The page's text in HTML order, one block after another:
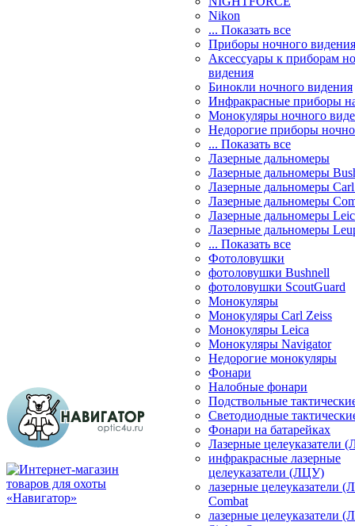
Nikon
... Показать все
Приборы ночного видения
Аксессуары к приборам
видения
Бинокли ночного видения
Инфракрасные приборы
Монокуляры ночного
Недорогие приборы
... Показать все
Лазерные дальномеры
Лазерные дальномеры
Лазерные дальномеры
Лазерные дальномеры
Лазерные дальномеры
Лазерные дальномеры
... Показать все
Фотоловушки
фотоловушки Bushnell
фотоловушки ScoutGuard
Монокуляры
Монокуляры Carl Zeiss
Монокуляры Leica
Монокуляры Navigator
Недорогие монокуляры
Фонари
Налобные фонари
Подствольные
Светодиодные
Фонари на батарейках
Лазерные целеуказатели
инфракрасные лазерные
целеуказатели (ЛЦУ)
лазерные целеуказатели
Combat
лазерные целеуказатели